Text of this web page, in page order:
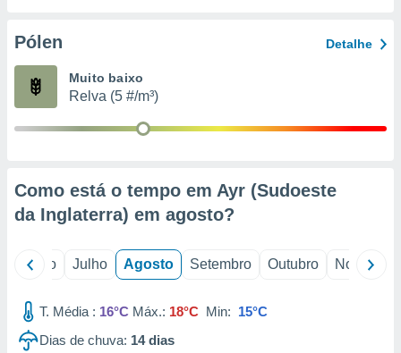
através
estudos
e
Pólen Detalhe
Muito baixo
Relva (5 #/m³)
Como está o tempo em Ayr (Sudoeste
da Inglaterra) em agosto?
Junho Julho Agosto Setembro Outubro Novembro
T. Média : 16°C Máx.: 18°C Min: 15°C
Dias de chuva: 14dias